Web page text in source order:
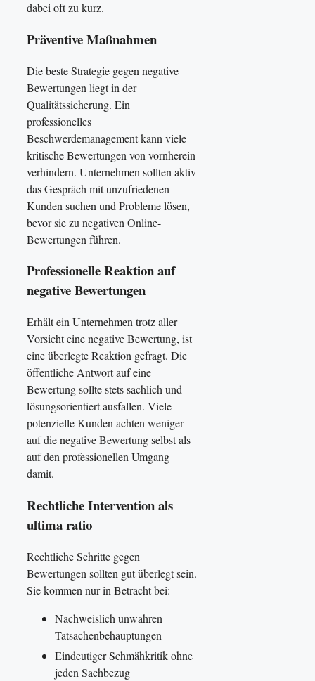
dabei oft zu kurz.
Präventive Maßnahmen
Die beste Strategie gegen negative
Bewertungen liegt in der
Qualitätssicherung. Ein
professionelles
Beschwerdemanagement kann viele
kritische Bewertungen von vornherein
verhindern. Unternehmen sollten aktiv
das Gespräch mit unzufriedenen
Kunden suchen und Probleme lösen,
bevor sie zu negativen Online-
Bewertungen führen.
Professionelle Reaktion auf
negative Bewertungen
Erhält ein Unternehmen trotz aller
Vorsicht eine negative Bewertung, ist
eine überlegte Reaktion gefragt. Die
öffentliche Antwort auf eine
Bewertung sollte stets sachlich und
lösungsorientiert ausfallen. Viele
potenzielle Kunden achten weniger
auf die negative Bewertung selbst als
auf den professionellen Umgang
damit.
Rechtliche Intervention als
ultima ratio
Rechtliche Schritte gegen
Bewertungen sollten gut überlegt sein.
Sie kommen nur in Betracht bei:
Nachweislich unwahren
Tatsachenbehauptungen
Eindeutiger Schmähkritik ohne
jeden Sachbezug